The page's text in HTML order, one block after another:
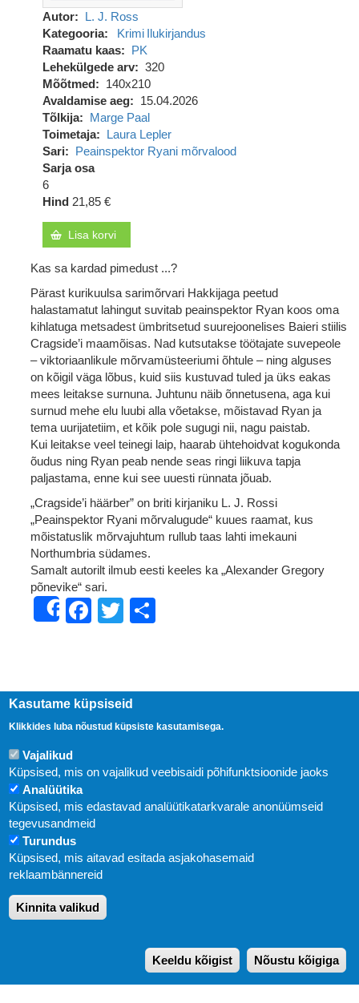
Autor
L. J. Ross
Kategooria
Krimi Ilukirjandus
Raamatu kaas
PK
Lehekülgede arv
320
Mõõtmed
140x210
Avaldamise aeg
15.04.2026
Tõlkija
Marge Paal
Toimetaja
Laura Lepler
Sari
Peainspektor Ryani mõrvalood
Sarja osa
6
Hind 21,85 €
Lisa korvi
Kas sa kardad pimedust ...?
Pärast kurikuulsa sarimõrvari Hakkijaga peetud
halastamatut lahingut suvitab peainspektor Ryan koos oma
kihlatuga metsadest ümbritsetud suurejoonelises Baieri stiilis
Cragside’i maamõisas. Nad kutsutakse töötajate suvepeole
– viktoriaanlikule mõrvamüsteeriumi õhtule – ning alguses
on kõigil väga lõbus, kuid siis kustuvad tuled ja üks eakas
mees leitakse surnuna. Juhtunu näib õnnetusena, aga kui
surnud mehe elu luubi alla võetakse, mõistavad Ryan ja
tema uurijatetiim, et kõik pole sugugi nii, nagu paistab.
Kui leitakse veel teinegi laip, haarab ühtehoidvat kogukonda
õudus ning Ryan peab nende seas ringi liikuva tapja
paljastama, enne kui see uuesti rünnata jõuab.
„Cragside’i häärber” on briti kirjaniku L. J. Rossi
„Peainspektor Ryani mõrvalugude“ kuues raamat, kus
mõistatuslik mõrvajuhtum rullub taas lahti imekauni
Northumbria südames.
Samalt autorilt ilmub eesti keeles ka „Alexander Gregory
põnevike“ sari.
ShareFacebook
Twitter
Uudised
KIRJASTUS PEGASUS OÜ © 2020
Paldiski mnt. 29 (A korpus VI korrus), Tallinn
E-post:pegasus[at]pegasus.ee
Kasutame küpsiseid
Klikkides luba nõustud küpsiste kasutamisega.
Vajalikud
Küpsised, mis on vajalikud veebisaidi põhifunktsioonide jaoks
Analüütika
Küpsised, mis edastavad analüütikatarkvarale anonüümseid
tegevusandmeid
Turundus
Küpsised, mis aitavad esitada asjakohasemaid
reklaambännereid
Kinnita valikud
Keeldu kõigist Nõustu kõigiga